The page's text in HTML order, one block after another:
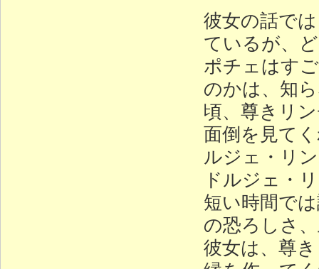
彼女の話で
ているが、
ポチェはす
のかは、知
頃、尊きリ
面倒を見て
ルジェ・リ
ドルジェ・
短い時間で
の恐ろしさ
彼女は、尊